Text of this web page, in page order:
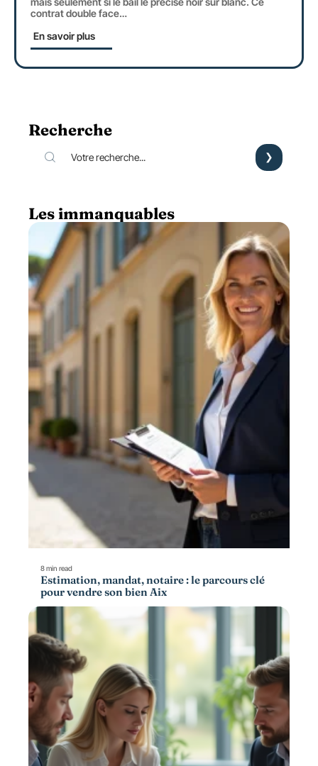
contrat double face…
En savoir plus
Recherche
Les immanquables
8 min read
Estimation, mandat, notaire : le parcours clé
pour vendre son bien Aix